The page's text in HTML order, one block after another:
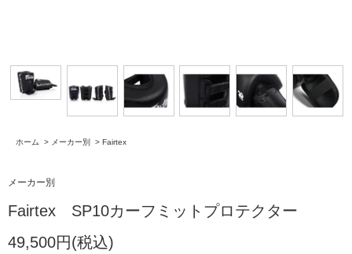
ホーム > メーカー別 > Fairtex
メーカー別
Fairtex SP10カーフミットプロテクター
49,500円(税込)